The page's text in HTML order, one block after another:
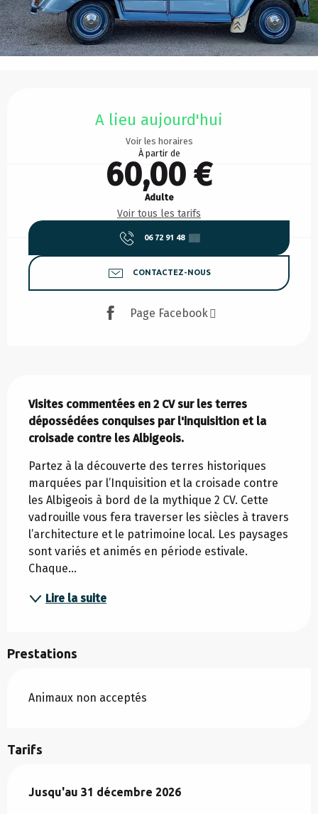
A lieu aujourd'hui
Voir les horaires
À partir de
60,00 €
Adulte
Voir tous les tarifs
06 72 91 48 ▒▒
CONTACTEZ-NOUS
Page Facebook
Visites commentées en 2 CV sur les terres
dépossédées conquises par l'inquisition et la
croisade contre les Albigeois.
Partez à la découverte des terres historiques
marquées par l’Inquisition et la croisade contre
les Albigeois à bord de la mythique 2 CV. Cette
vadrouille vous fera traverser les siècles à travers
l’architecture et le patrimoine local. Les paysages
sont variés et animés en période estivale.
Chaque...
Lire la suite
Prestations
Animaux non acceptés
Tarifs
Du1 mars 2025au31 décembre 2026
Jusqu'au 31 décembre 2026